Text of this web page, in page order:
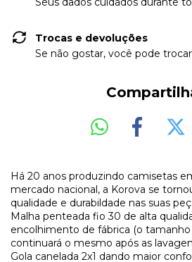
Trocas e devoluções
Se não gostar, você pode
Há 20 anos produzindo camisetas
mercado nacional, a Korova se
qualidade e durabildade nas suas
Malha penteada fio 30 de alta
encolhimento de fábrica (o
continuará o mesmo após as
Gola canelada 2x1 dando maior